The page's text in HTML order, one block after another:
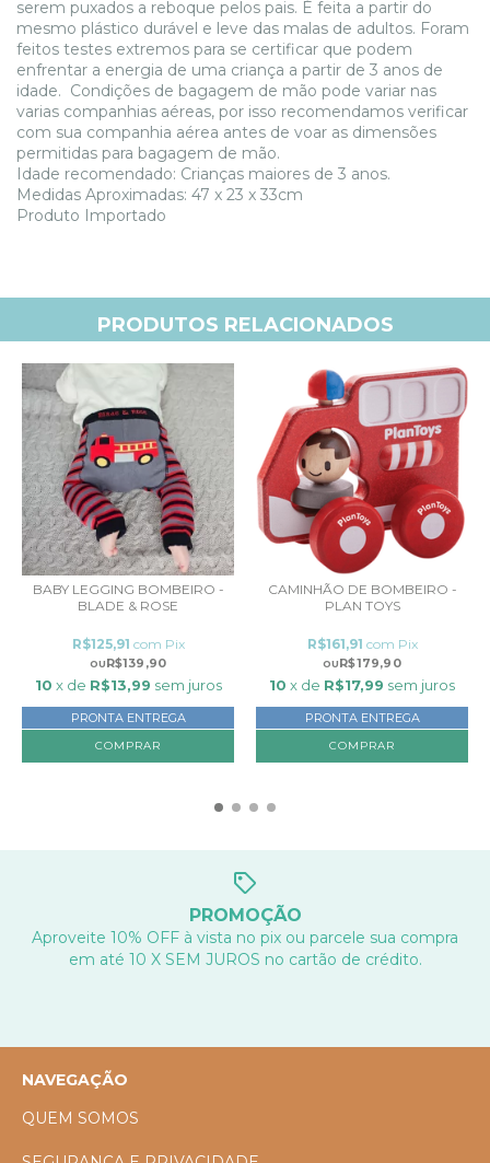
serem puxados a reboque pelos pais. É feita a partir do
mesmo plástico durável e leve das malas de adultos. Foram
feitos testes extremos para se certificar que podem
enfrentar a energia de uma criança a partir de 3 anos de
idade. Condições de bagagem de mão pode variar nas
varias companhias aéreas, por isso recomendamos verificar
com sua companhia aérea antes de voar as dimensões
permitidas para bagagem de mão.
Idade recomendado: Crianças maiores de 3 anos.
Medidas Aproximadas: 47 x 23 x 33cm
Produto Importado
PRODUTOS RELACIONADOS
BABY LEGGING BOMBEIRO -
BLADE & ROSE
R$139,90
R$125,91 com Pix
10 x de R$13,99 sem juros
PRONTA ENTREGA
COMPRAR
CAMINHÃO DE BOMBEIRO -
PLAN TOYS
R$179,90
R$161,91 com Pix
10 x de R$17,99 sem juros
PRONTA ENTREGA
PROMOÇÃO
Aproveite 10% OFF à vista no pix ou parcele sua compra
em até 10 X SEM JUROS no cartão de crédito.
NAVEGAÇÃO
QUEM SOMOS